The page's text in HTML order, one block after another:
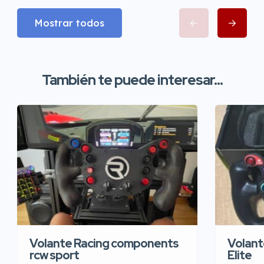
Mostrar todos
También te puede interesar...
Volante Racing components
rcw sport
Elite